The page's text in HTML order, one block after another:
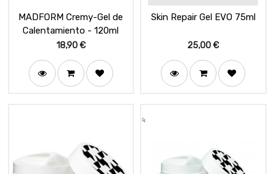
MADFORM Cremy-Gel de
Calentamiento - 120ml
18,90€
Skin Repair Gel EVO 75ml
25,00€